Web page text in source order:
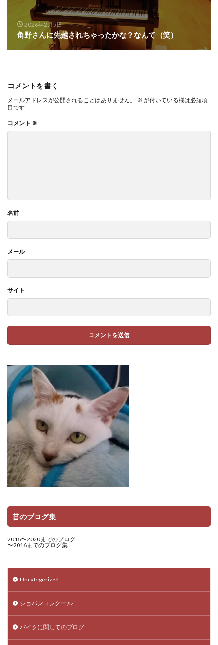
2026年2月5日
角野さんに先越されちゃったかな？なんて（笑）
コメントを書く
メールアドレスが公開されることはありません。 ※ が付いている欄は必須項
目です
コメント ※
名前
メール
サイト
昔のブログ集
2016〜2020までのブログ
〜2016までのブログ集
Uncategorized
ショパンコンクール
バイクに関してのブログ